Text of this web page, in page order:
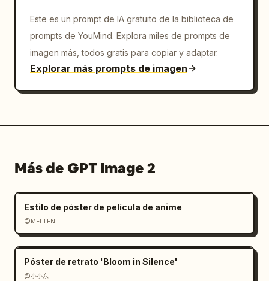
Este es un prompt de IA gratuito de la biblioteca de
prompts de YouMind. Explora miles de prompts de
imagen más, todos gratis para copiar y adaptar.
Explorar más prompts de imagen
Más de GPT Image 2
Estilo de póster de película de anime
@MELTEN
Póster de retrato 'Bloom in Silence'
@小小东